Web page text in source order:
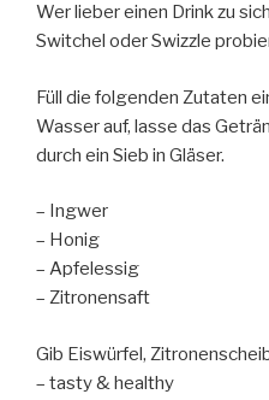
Wer lieber einen Drink zu
Switchel oder Swizzle
Füll die folgenden Zutaten
Wasser auf, lasse das
durch ein Sieb in Gläser.
– Ingwer
– Honig
– Apfelessig
– Zitronensaft
Gib Eiswürfel,
– tasty & healthy